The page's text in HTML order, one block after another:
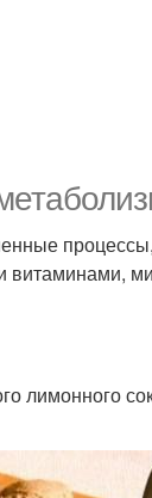
витаминами,
лимонного